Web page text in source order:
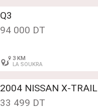
Q3
94 000 DT
3 KM
LA SOUKRA
2004 NISSAN X-TRAIL
33 499 DT